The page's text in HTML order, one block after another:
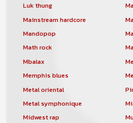
Luk thung
Mainstream hardcore
Mandopop
Math rock
Mbalax
Memphis blues
Metal oriental
Metal symphonique
Midwest rap
Un nouveau service de
pour musicien vous est
site. Ce service
êtes musiciens ou
orchestre, DJ, etc... de